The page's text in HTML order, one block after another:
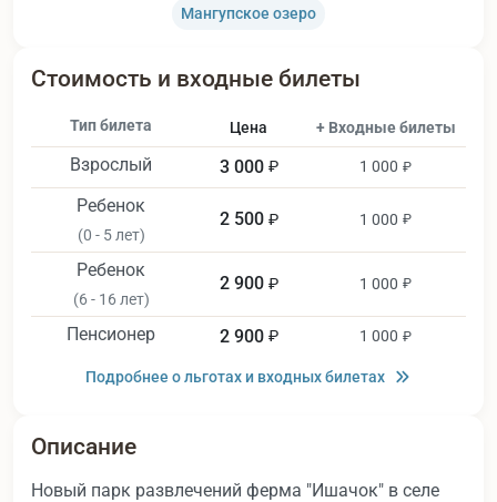
Мангупское озеро
Стоимость и входные билеты
Тип билета Цена + Входные билеты
Взрослый 3 000 ₽ 1 000 ₽
Ребенок
(0 - 5 лет)
2 500 ₽ 1 000 ₽
Ребенок
(6 - 16 лет)
2 900 ₽ 1 000 ₽
Пенсионер 2 900 ₽ 1 000 ₽
Подробнее о льготах и входных билетах
Описание
Новый парк развлечений ферма "Ишачок" в селе